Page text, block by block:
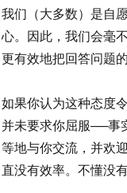
我们（大多数）是自
心。因此，我们会毫
更有效地把回答问题
如果你认为这种态度
并未要求你屈服──事
等地与你交流，并欢
直没有效率。不懂没